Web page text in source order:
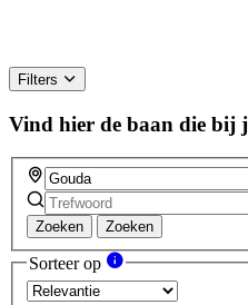
Filters
Vind hier de baan die bij
Zoeken Zoeken
Sorteer op